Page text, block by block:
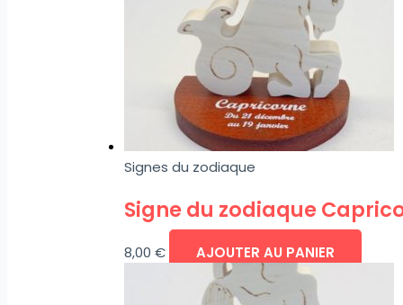
Signes du zodiaque
Signe du zodiaque
8,00 € AJOUTER AU PANIER